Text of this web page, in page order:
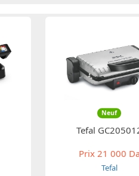
Neuf
Tefal
Prix21 000
Tefal